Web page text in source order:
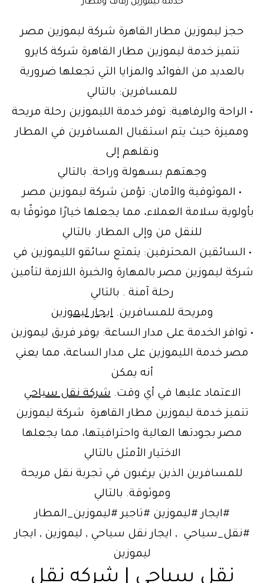
خدمة ليموزين زفاف ومطار
حجز ليموزين مطار القاهرة شركة ليموزين مصر
تتميز خدمة ليموزين مطار القاهرة شركة كايرو
بالعديد من الفوائد والمزايا التي تجعلها ضرورية
للمسافرين: بالتالي
• الراحة والرفاهية: توفر خدمة الليموزين رحلة مريحة
ومميزة حيث يتم استقبال المسافرين في المطار
ونقلهم إلى
وجهتهم بسهولة وراحة. بالتالي
• الموثوقية والأمان: تؤمن شركة ليموزين مصر
بأولوية سلامة العملاء، مما يجعلها خيارًا موثوقًا به
للنقل من وإلى المطار. بالتالي
• السائقين المحترفين: يتمتع سائقو الليموزين في
شركة ليموزين مصر بالمهارة والخبرة اللازمة لتأمين
رحلة آمنة . بالتالي
ومريحة للمسافرين. ايجار ليموزين
• توافر الخدمة على مدار الساعة: يوفر فريق ليموزين
مصر خدمة الليموزين على مدار الساعة، مما يعني
أنه يمكن
الاعتماد عليها في أي وقت.شركة نقل سياحي
تتميز خدمة ليموزين مطار القاهرة شركة ليموزين
مصر بجودتها العالية واحترافيتها، مما يجعلها
الاختيار الأمثل بالتالي
للمسافرين الذين يرغبون في تجربة نقل مريحة
وموثوقة. بالتالي
#ايجار #ليموزين #تاجير #ليموزين_المطار
#نقل_سياحي , ايجار نقل سياحي , ليموزين , ايجار
ليموزين
نقل سياحي | شركه نقل